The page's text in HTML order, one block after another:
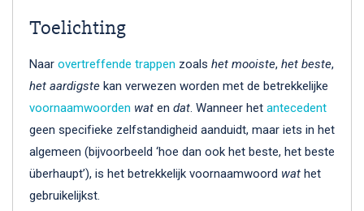
Toelichting
Naar overtreffende trappen zoals het mooiste, het beste,
het aardigste kan verwezen worden met de betrekkelijke
voornaamwoorden wat en dat. Wanneer het antecedent
geen specifieke zelfstandigheid aanduidt, maar iets in het
algemeen (bijvoorbeeld ‘hoe dan ook het beste, het beste
überhaupt’), is het betrekkelijk voornaamwoord wat het
gebruikelijkst.